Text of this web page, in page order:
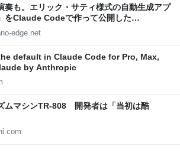
奏も。エリック・サティ様式の自動生成アプ
をClaude Codeで作って公開した
エッジ TechnoEdge
edge.net
default in Claude Code for Pro, Max,
by Anthropic
ムマシンTR-808 開発者は「当初は酷